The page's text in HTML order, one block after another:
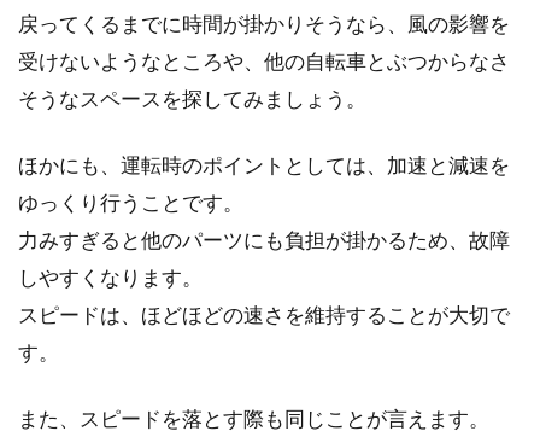
自転車パーツブランドである「フィジーク」
は、多くのサドルを取り扱っています。中でも
シマノ・アルテグラのホイール。イ
ホイールは、自転車を転がす軸となるパーツな
戻ってくるまでに時間が掛かりそうなら、風の影響を
受けないようなところや、他の自転車とぶつからなさ
そうなスペースを探してみましょう。
ほかにも、運転時のポイントとしては、加速と減速を
ゆっくり行うことです。
力みすぎると他のパーツにも負担が掛かるため、故障
しやすくなります。
スピードは、ほどほどの速さを維持することが大切で
す。
また、スピードを落とす際も同じことが言えます。